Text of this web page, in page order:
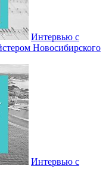
Интервью с
Новосибирского
Интервью с